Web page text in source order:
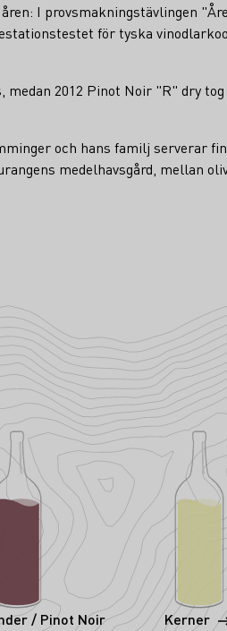
I provsmakningstävlingen
för tyska
medan 2012 Pinot Noir "R" dry
och hans familj serverar
medelhavsgård, mellan
/ Pinot Noir Kerner